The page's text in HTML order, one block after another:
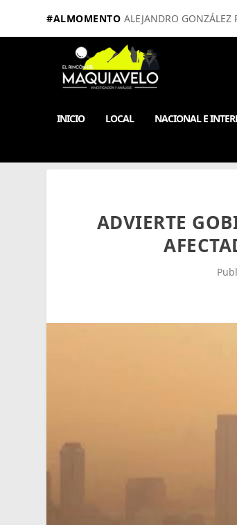
#ALMOMENTO ALEJANDRO GONZÁLEZ
INICIO LOCAL NACIONAL E
ADVIERTE